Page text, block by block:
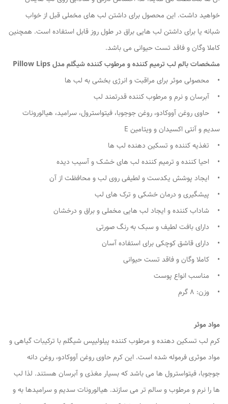
خواهید داشت. این محصول برای داشتن لب های مخملی قبل از خواب
شبانه یا برای داشتن لب هایی براق در طول روز قابل استفاده است. همچنین
کاملا وگان و فاقد تست حیوانی می باشد.
مشخصات بالم لب ترمیم کننده و مرطوب کننده شیگلم مدل Pillow Lips
• محصولی موثر برای مراقبت و انرژی بخشی به لب ها
• آبرسان و نرم و مرطوب کننده قدرتمند لب
• حاوی روغن آووکادو، روغن جوجوبا، فیتواسترول، سرامید، هیالورونات
سدیم و آنتی اکسیدان و ویتامین E
• تغذیه کننده و تسکین دهنده لب ها
• احیا کننده و ترمیم کننده لب های خشک و آسیب دیده
• ایجاد پوشش یکدست و لطیفی روی لب و محافظت از آن
• پیشگیری و درمان خشکی و ترک های لب
• شاداب کننده و ایجاد لب هایی مخملی و براق و درخشان
• دارای بافت لطیف و سبک به رنگ صورتی
• دارای قاشق کوچکی برای استفاده آسان
• کاملا وگان و فاقد تست حیوانی
• مناسب انواع پوست
• وزن: 8 گرم
مواد موثر
کرم لب تسکین دهنده و مرطوب کننده پیلولیپس شیگلم با ترکیبات گیاهی و
مواد موثری فرموله شده است. این کرم حاوی روغن آووکادو، روغن دانه
جوجوبا، فیتواسترول ها می باشد که بسیار مغذی و آبرسان هستند. لذا لب
ها را نرم و مرطوب و سالم تر می سازند. هیالورونات سدیم و سرامیدها به و